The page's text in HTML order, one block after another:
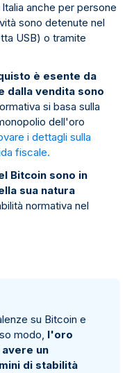
anche per persone
sono detenute nel
USB) o tramite
è esente da
dalla vendita sono
si basa sulla
dell'oro
i dettagli sulla
fiscale.
Bitcoin sono in
sua natura
normativa nel
su Bitcoin e
modo, l'oro
un
di stabilità